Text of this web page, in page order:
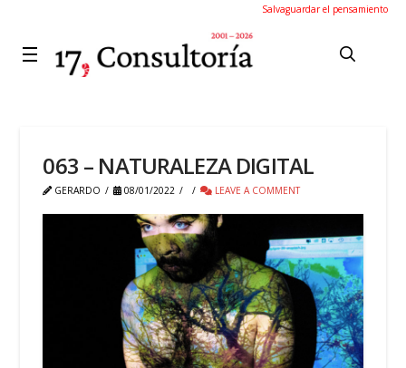
Salvaguardar el pensamiento
063 – NATURALEZA DIGITAL
GERARDO 08/01/2022 LEAVE A COMMENT